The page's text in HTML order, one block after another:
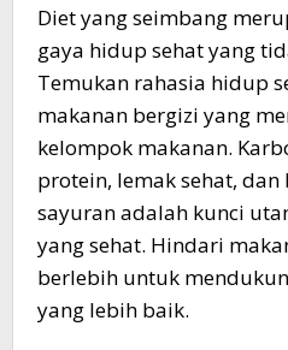
Diet yang seimbang
gaya hidup sehat yang
Temukan rahasia hidup
makanan bergizi yang
kelompok makanan.
protein, lemak sehat,
sayuran adalah kunci
yang sehat. Hindari
berlebih untuk
yang lebih baik.